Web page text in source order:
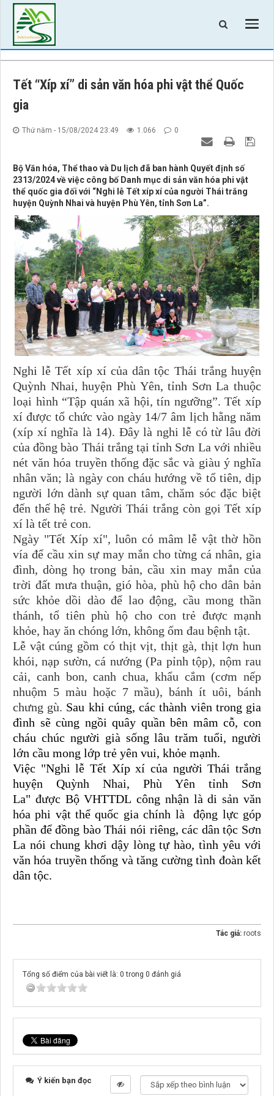
Tết “Xíp xí” di sản văn hóa phi vật thể Quốc
gia
Thứ năm - 15/08/2024 23:49 1.066 0
Bộ Văn hóa, Thể thao và Du lịch đã ban hành Quyết định số
2313/2024 về việc công bố Danh mục di sản văn hóa phi vật
thể quốc gia đối với “Nghi lễ Tết xíp xí của người Thái trắng
huyện Quỳnh Nhai và huyện Phù Yên, tỉnh Sơn La”.
Nghi lễ Tết xíp xí của dân tộc Thái trắng huyện
Quỳnh Nhai, huyện Phù Yên, tỉnh Sơn La thuộc
loại hình “Tập quán xã hội, tín ngưỡng”. Tết xíp
xí được tổ chức vào ngày 14/7 âm lịch hằng năm
(xíp xí nghĩa là 14). Đây là nghi lễ có từ lâu đời
của đồng bào Thái trắng tại tỉnh Sơn La với nhiều
nét văn hóa truyền thống đặc sắc và giàu ý nghĩa
nhân văn; là ngày con cháu hướng về tổ tiên, dịp
người lớn dành sự quan tâm, chăm sóc đặc biệt
đến thế hệ trẻ. Người Thái trắng còn gọi Tết xíp
xí là tết trẻ con.
Ngày "Tết Xíp xí", luôn có mâm lễ vật thờ hồn
vía để cầu xin sự may mắn cho từng cá nhân, gia
đình, dòng họ trong bản, cầu xin may mắn của
trời đất mưa thuận, gió hòa, phù hộ cho dân bản
sức khỏe dồi dào để lao động, cầu mong thần
thánh, tổ tiên phù hộ cho con trẻ được mạnh
khỏe, hay ăn chóng lớn, không ốm đau bệnh tật.
Lễ vật cúng gồm có thịt vịt, thịt gà, thịt lợn hun
khói, nạp sườn, cá nướng (Pa pỉnh tộp), nộm rau
cải, canh bon, canh chua, khẩu cắm (cơm nếp
nhuộm 5 màu hoặc 7 mầu), bánh ít uôi, bánh
chưng gù. Sau khi cúng, các thành viên trong gia
đình sẽ cùng ngồi quây quần bên mâm cỗ, con
cháu chúc người già sống lâu trăm tuổi, người
lớn cầu mong lớp trẻ yên vui, khỏe mạnh.
Việc "Nghi lễ Tết Xíp xí của người Thái trắng
huyện Quỳnh Nhai, Phù Yên tỉnh Sơn
La" được Bộ VHTTDLcông nhận là di sản văn
hóa phi vật thể quốc gia chính làđộng lực góp
phần để đồng bào Thái nói riêng, các dân tộc Sơn
La nói chung khơi dậy lòng tự hào, tình yêu với
văn hóa truyền thống và tăng cường tình đoàn kết
dân tộc.
Tác giả: roots
Tổng số điểm của bài viết là: 0 trong 0 đánh giá
Ý kiến bạn đọc